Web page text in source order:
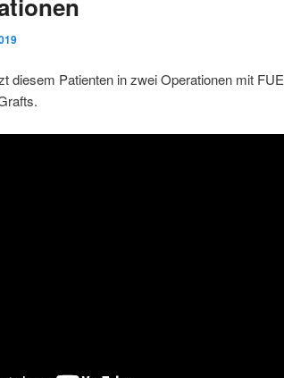
diesem Patienten in zwei Operationen mit FUE